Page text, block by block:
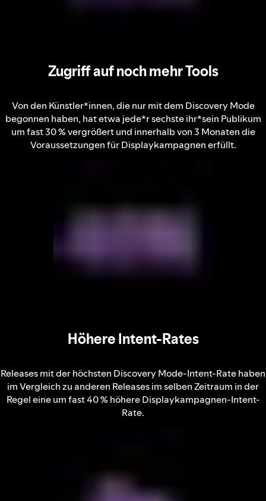
Zugriff auf noch mehr Tools
Von den Künstler*innen, die nur mit dem Discovery Mode
begonnen haben, hat etwa jede*r sechste ihr*sein Publikum
um fast 30 % vergrößert und innerhalb von 3 Monaten die
Voraussetzungen für Displaykampagnen erfüllt.
Höhere Intent-Rates
Releases mit der höchsten Discovery Mode-Intent-Rate haben
im Vergleich zu anderen Releases im selben Zeitraum in der
Regel eine um fast 40 % höhere Displaykampagnen-Intent-
Rate.